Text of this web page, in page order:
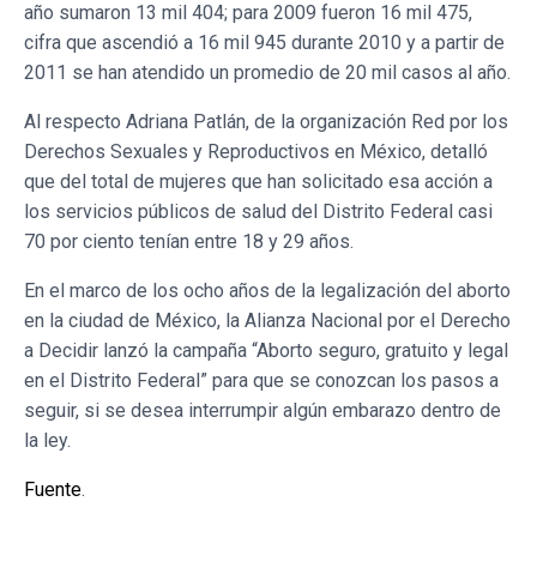
año sumaron 13 mil 404; para 2009 fueron 16 mil 475,
cifra que ascendió a 16 mil 945 durante 2010 y a partir de
2011 se han atendido un promedio de 20 mil casos al año.
Al respecto Adriana Patlán, de la organización Red por los
Derechos Sexuales y Reproductivos en México, detalló
que del total de mujeres que han solicitado esa acción a
los servicios públicos de salud del Distrito Federal casi
70 por ciento tenían entre 18 y 29 años.
En el marco de los ocho años de la legalización del aborto
en la ciudad de México, la Alianza Nacional por el Derecho
a Decidir lanzó la campaña “Aborto seguro, gratuito y legal
en el Distrito Federal” para que se conozcan los pasos a
seguir, si se desea interrumpir algún embarazo dentro de
la ley.
Fuente.